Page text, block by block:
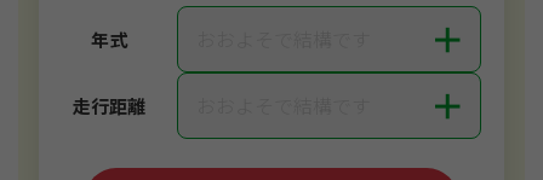
年式 ＋
走行距離 ＋